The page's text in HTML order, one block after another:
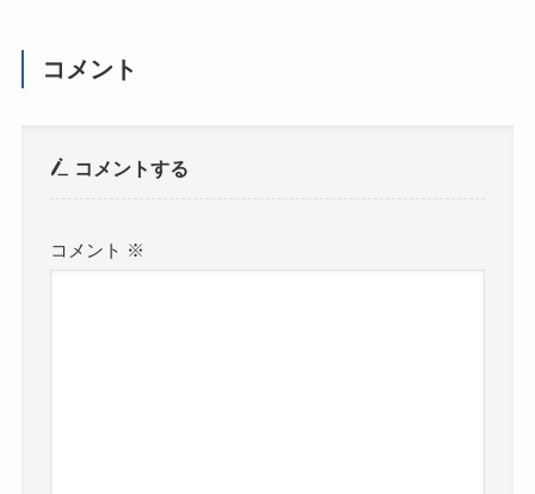
コメント
コメントする
コメント ※